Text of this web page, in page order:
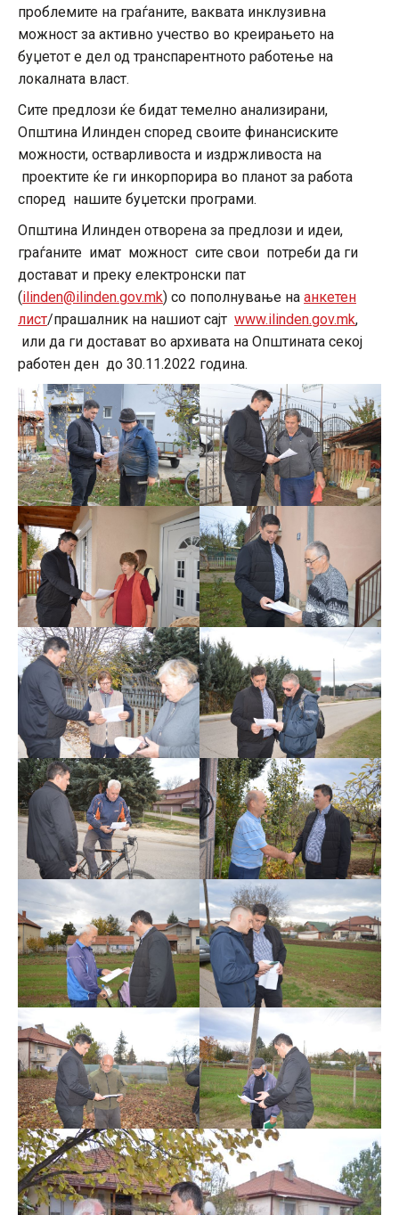
проблемите на граѓаните, ваквата инклузивна
можност за активно учество во креирањето на
буџетот е дел од транспарентното работење на
локалната власт.
Сите предлози ќе бидат темелно анализирани,
Општина Илинден според своите финансиските
можности, остварливоста и издржливоста на
проектите ќе ги инкорпорира во планот за работа
според нашите буџетски програми.
Општина Илинден отворена за предлози и идеи,
граѓаните имат можност сите свои потреби да ги
достават и преку електронски пат
(ilinden@ilinden.gov.mk) со пополнување на анкетен
лист/прашалник на нашиот сајт www.ilinden.gov.mk,
или да ги достават во архивата на Општината секој
работен ден до 30.11.2022 година.